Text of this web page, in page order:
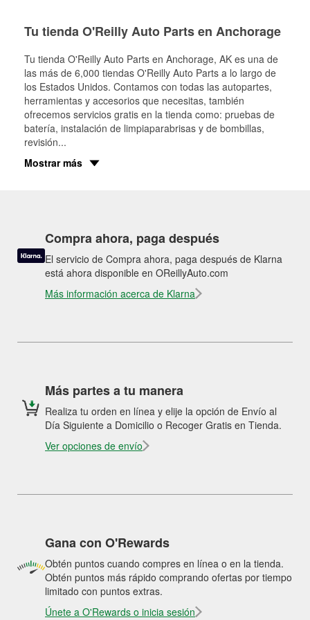
Tu tienda O'Reilly Auto Parts en Anchorage
Tu tienda O'Reilly Auto Parts en Anchorage, AK es una de
las más de 6,000 tiendas O'Reilly Auto Parts a lo largo de
los Estados Unidos. Contamos con todas las autopartes,
herramientas y accesorios que necesitas, también
ofrecemos servicios gratis en la tienda como: pruebas de
batería, instalación de limpiaparabrisas y de bombillas,
revisión...
Mostrar más
Compra ahora, paga después
El servicio de Compra ahora, paga después de Klarna
está ahora disponible en OReillyAuto.com
Más información acerca de Klarna
Más partes a tu manera
Realiza tu orden en línea y elije la opción de Envío al
Día Siguiente a Domicilio o Recoger Gratis en Tienda.
Ver opciones de envío
Gana con O'Rewards
Obtén puntos cuando compres en línea o en la tienda.
Obtén puntos más rápido comprando ofertas por tiempo
limitado con puntos extras.
Únete a O'Rewards o inicia sesión